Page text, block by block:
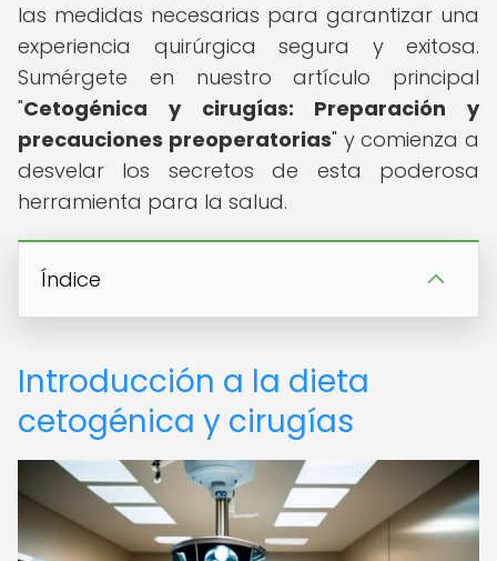
las medidas necesarias para garantizar una
experiencia quirúrgica segura y exitosa.
Sumérgete en nuestro artículo principal
"Cetogénica y cirugías: Preparación y
precauciones preoperatorias" y comienza a
desvelar los secretos de esta poderosa
herramienta para la salud.
Índice
Introducción a la dieta
cetogénica y cirugías